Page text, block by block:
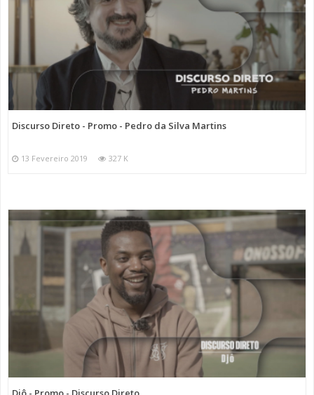
Discurso Direto - Promo - Pedro da Silva Martins
13 Fevereiro 2019 327 K